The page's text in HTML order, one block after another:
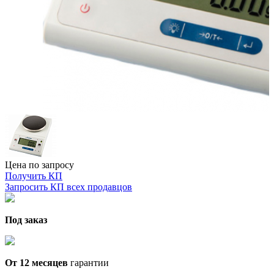
Цена по запросу
Получить КП
Запросить КП всех продавцов
Под заказ
От 12 месяцев гарантии